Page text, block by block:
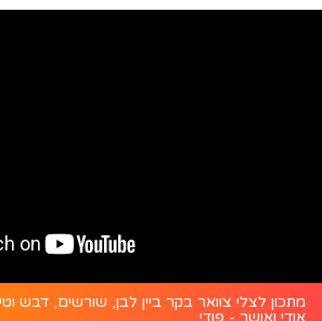
מתכון לצלי צוואר בקר ביין לבן, שורשים, דבש
אודי ואושר - פודי